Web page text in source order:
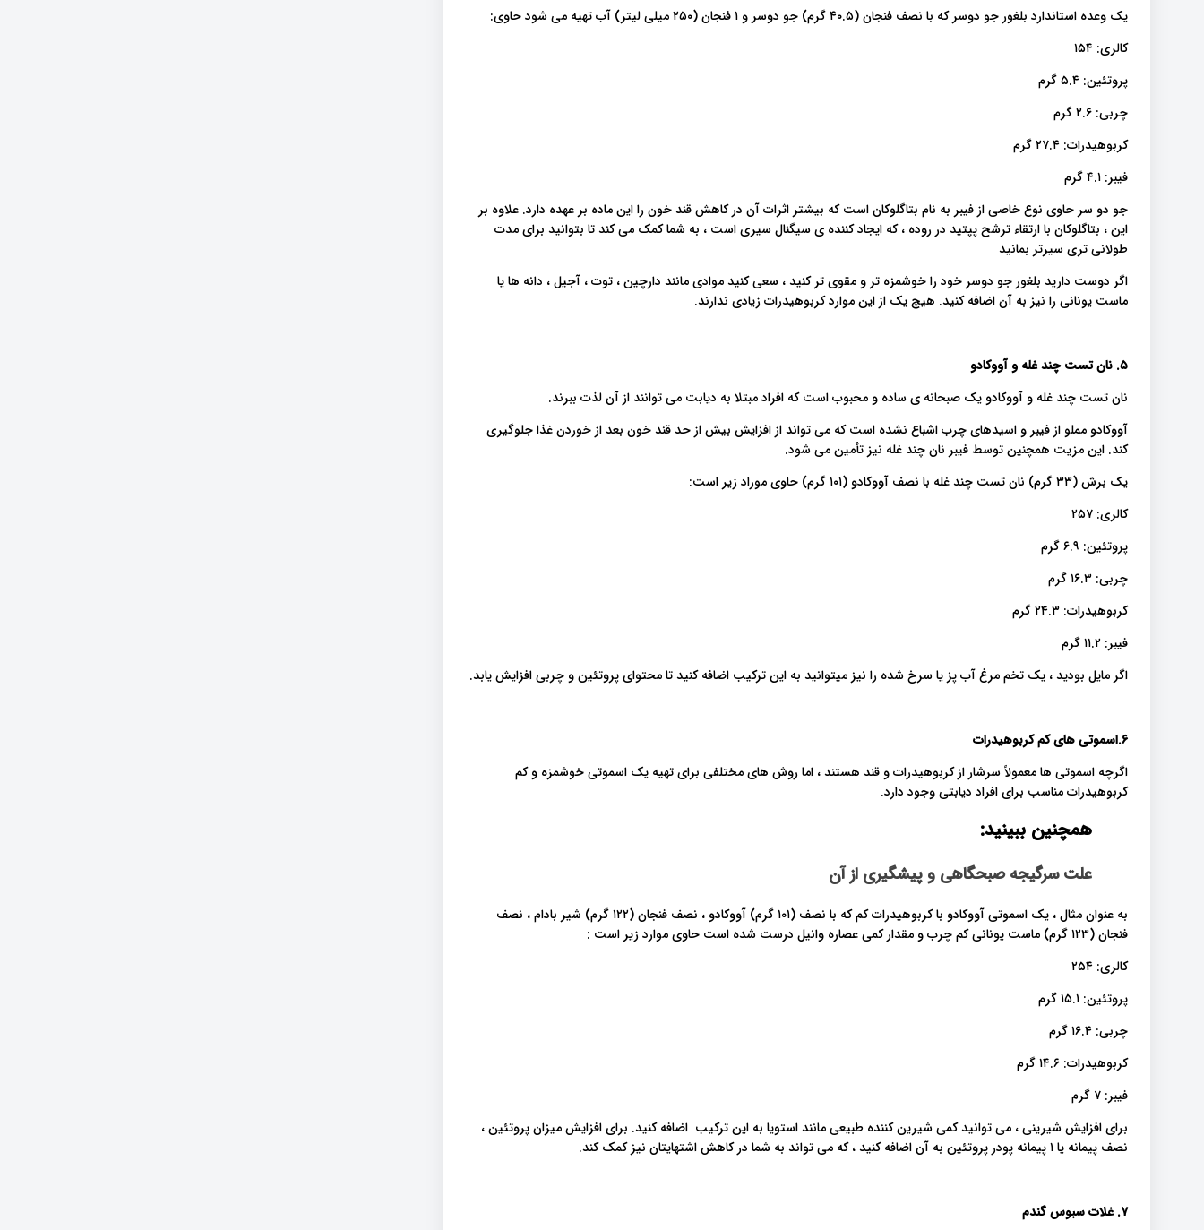
یک وعده استاندارد بلغور جو دوسر که با نصف فنجان (۴۰.۵ گرم) جو دوسر و ۱ فنجان (۲۵۰ میلی لیتر) آب تهیه می شود حاوی:
کالری: ۱۵۴
پروتئین: ۵.۴ گرم
چربی: ۲.۶ گرم
کربوهیدرات: ۲۷.۴ گرم
فیبر: ۴.۱ گرم
جو دو سر حاوی نوع خاصی از فیبر به نام بتاگلوکان است که بیشتر اثرات آن در کاهش قند خون را این ماده بر عهده دارد. علاوه بر
این ، بتاگلوکان با ارتقاء ترشح پپتید در روده ، که ایجاد کننده ی سیگنال سیری است ، به شما کمک می کند تا بتوانید برای مدت
طولانی تری سیرتر بمانید
اگر دوست دارید بلغور جو دوسر خود را خوشمزه تر و مقوی تر کنید ، سعی کنید موادی مانند دارچین ، توت ، آجیل ، دانه ها یا
ماست یونانی را نیز به آن اضافه کنید. هیچ یک از این موارد کربوهیدرات زیادی ندارند.
۵. نان تست چند غله و آووکادو
نان تست چند غله و آووکادو یک صبحانه ی ساده و محبوب است که افراد مبتلا به دیابت می توانند از آن لذت ببرند.
آووکادو مملو از فیبر و اسیدهای چرب اشباع نشده است که می تواند از افزایش بیش از حد قند خون بعد از خوردن غذا جلوگیری
کند. این مزیت همچنین توسط فیبر نان چند غله نیز تأمین می شود.
یک برش (۳۳ گرم) نان تست چند غله با نصف آووکادو (۱۰۱ گرم) حاوی موراد زیر است:
کالری: ۲۵۷
پروتئین: ۶.۹ گرم
چربی: ۱۶.۳ گرم
کربوهیدرات: ۲۴.۳ گرم
فیبر: ۱۱.۲ گرم
اگر مایل بودید ، یک تخم مرغ آب پز یا سرخ شده را نیز میتوانید به این ترکیب اضافه کنید تا محتوای پروتئین و چربی افزایش یابد.
۶.اسموتی های کم کربوهیدرات
اگرچه اسموتی ها معمولاً سرشار از کربوهیدرات و قند هستند ، اما روش های مختلفی برای تهیه یک اسموتی خوشمزه و کم
کربوهیدرات مناسب برای افراد دیابتی وجود دارد.
همچنین ببینید:
علت سرگیجه صبحگاهی و پیشگیری از آن
به عنوان مثال ، یک اسموتی آووکادو با کربوهیدرات کم که با نصف (۱۰۱ گرم) آووکادو ، نصف فنجان (۱۲۲ گرم) شیر بادام ، نصف
فنجان (۱۲۳ گرم) ماست یونانی کم چرب و مقدار کمی عصاره وانیل درست شده است حاوی موارد زیر است :
کالری: ۲۵۴
پروتئین: ۱۵.۱ گرم
چربی: ۱۶.۴ گرم
کربوهیدرات: ۱۴.۶ گرم
فیبر: ۷ گرم
برای افزایش شیرینی ، می توانید کمی شیرین کننده طبیعی مانند استویا به این ترکیب اضافه کنید. برای افزایش میزان پروتئین ،
نصف پیمانه یا ۱ پیمانه پودر پروتئین به آن اضافه کنید ، که می تواند به شما در کاهش اشتهایتان نیز کمک کند.
۷. غلات سبوس گندم